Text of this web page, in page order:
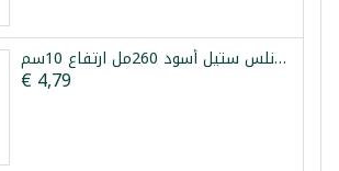
كوب متة حراري ستانلس ستيل أسود 260مل ارتفاع 10سم
€ 4,79